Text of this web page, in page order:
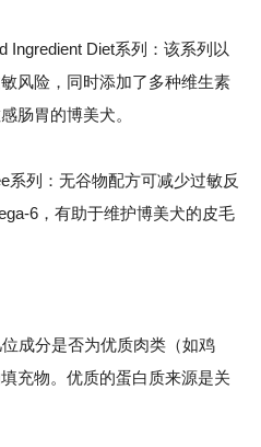
Diet系列：该系列以
风险，同时添加了多种维生素
肠胃的博美犬。
列：无谷物配方可减少过敏反
6，有助于维护博美犬的皮毛
成分是否为优质肉类（如鸡
充物。优质的蛋白质来源是关